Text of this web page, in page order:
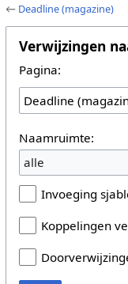
← Deadline (magazine)
Verwijzingen
Pagina:
Naamruimte:
alle
Invoeging
Koppelingen